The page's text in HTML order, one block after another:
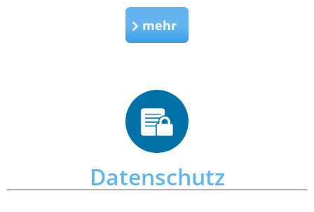
mehr
Datenschutz